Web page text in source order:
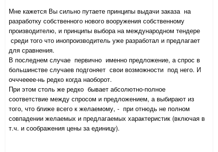
Мне кажется Вы сильно путаете принципы выдачи заказа на
разработку собственного нового вооружения собственному
производителю, и принципы выбора на международном тендере
среди того что инопроизводитель уже разработал и предлагает
для сравнения.
В последнем случае первично именно предложение, а спрос в
большинстве случаев подгоняет свои возможности под него. И
очччееее-нь редко когда наоборот.
При этом столь же редко бывает абсолютно-полное
соответствие между спросом и предложением, а выбирают из
того, что ближе всего к желаемому, - при отнюдь не полном
совпадении желаемых и предлагаемых характеристик (включая в
т.ч. и соображения цены за единицу).